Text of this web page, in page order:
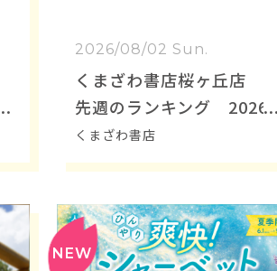
2026/08/02 Sun.
くまざわ書店桜ヶ丘店
先週のランキング 2026/
8/2～8/9
くまざわ書店